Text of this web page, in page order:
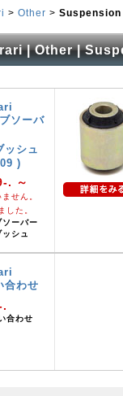
> Other > Suspension
| Other |
ソーバ
ッシュ
)
. ～
せん。
した。
ソーバー
シュ
合わせ
.
合わせ